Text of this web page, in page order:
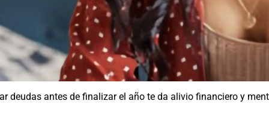
deudas antes de finalizar el año te da alivio financiero y